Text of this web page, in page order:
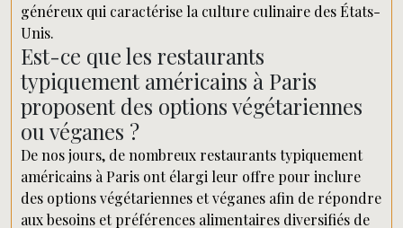
généreux qui caractérise la culture culinaire des États-
Unis.
Est-ce que les restaurants
typiquement américains à Paris
proposent des options végétariennes
ou véganes ?
De nos jours, de nombreux restaurants typiquement
américains à Paris ont élargi leur offre pour inclure
des options végétariennes et véganes afin de répondre
aux besoins et préférences alimentaires diversifiés de